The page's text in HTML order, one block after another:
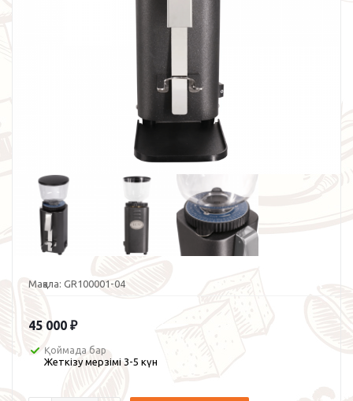
Мақала: GR100001-04
45 000 ₽
Қоймада бар
Жеткізу мерзімі 3-5 күн